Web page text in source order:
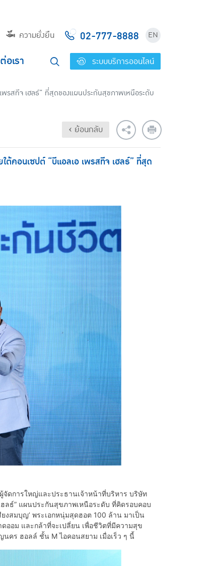
ความยั่งยืน 02-777-8888 EN
อเรา ระบบบริการออนไลน์
รสทีจ เฮลธ์” ที่สุดของแผนประกันสุขภาพเหนือระดับ
‹ ย้อนกลับ
คอนเซปต์ “บีแอลเอ เพรสทีจ เฮลธ์” ที่สุด
ดการใหญ่และประธานเจ้าหน้าที่บริหาร บริษัท
ลธ์” แผนประกันสุขภาพเหนือระดับ ที่คิดรอบคอบ
งสมบุญ’ พระเอกหนุ่มสุดฮอต 100 ล้าน มาเป็น
ออม และกล้าที่จะเปลี่ยน เพื่อชีวิตที่มีความสุข
คร ฮอลล์ ชั้น M ไอคอนสยาม เมื่อเร็ว ๆ นี้